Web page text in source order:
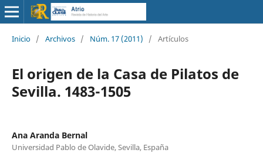
Inicio / Archivos / Núm. 17 (2011) / Artículos
El origen de la Casa de Pilatos de
Sevilla. 1483-1505
Ana Aranda Bernal
Universidad Pablo de Olavide, Sevilla, España